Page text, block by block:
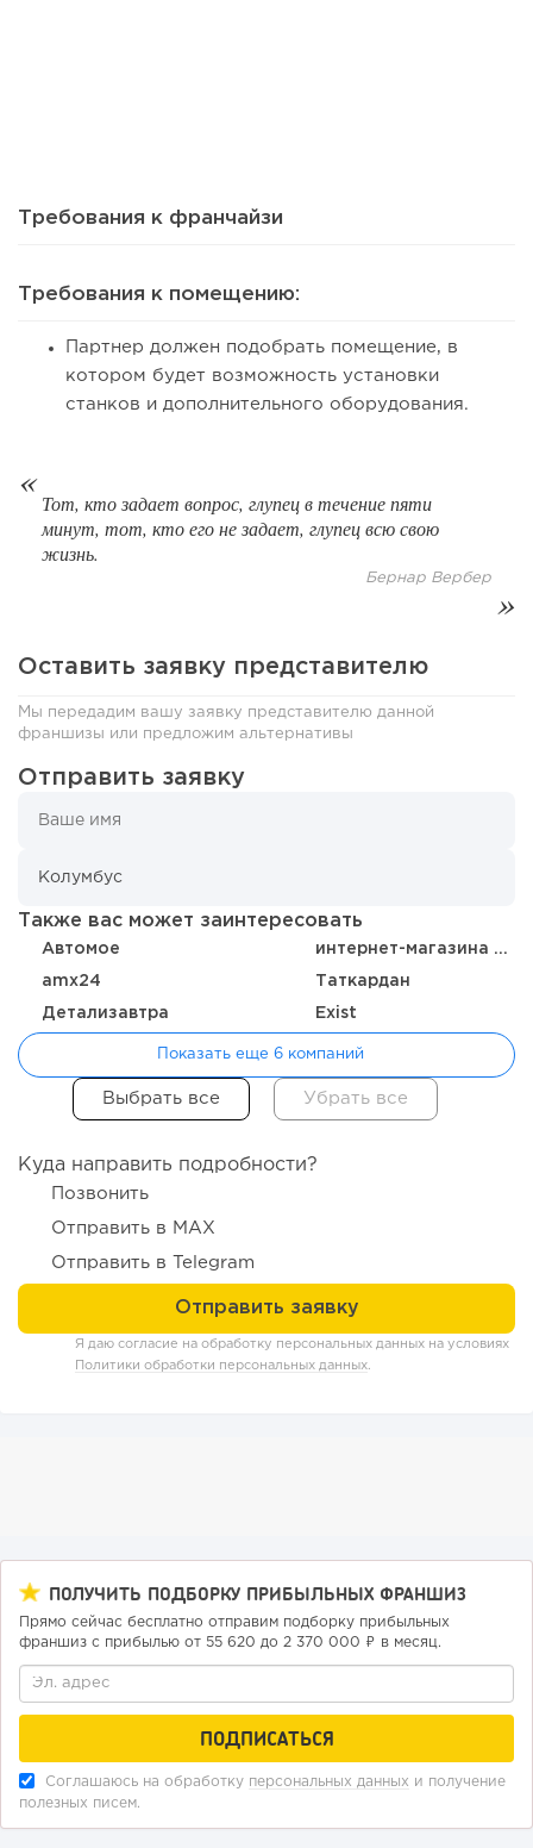
Франшиза кафе: рейтинг лучших франшиз общепита для
открытия заведения
137
модели производства...
140 10 2
От стартапа за 30 тысяч рублей до бизнеса стоимостью
миллиарды:...
219
Требования к франчайзи
Требования к помещению:
Партнер должен подобрать помещение, в
котором будет возможность установки
станков и дополнительного оборудования.
Тот, кто задает вопрос, глупец в течение пяти
минут, тот, кто его не задает, глупец всю свою
жизнь.
Бернар Вербер
Оставить заявку представителю
Мы передадим вашу заявку представителю данной
франшизы или предложим альтернативы
Отправить заявку
Также вас может заинтересовать
Автомое интернет-магазина автозапчастей ЭРА-АВТО
amx24 Таткардан
Детализавтра Exist
Показать еще 6 компаний
Куда направить подробности?
Позвонить
Отправить в MAX
Отправить в Telegram
Я даю согласие на обработку персональных данных на условиях
Политики обработки персональных данных
ПОЛУЧИТЬ ПОДБОРКУ ПРИБЫЛЬНЫХ ФРАНШИЗ
Прямо сейчас бесплатно отправим подборку прибыльных
франшиз с прибылью от 55 620 до 2 370 000 ₽ в месяц.
Соглашаюсь на обработку персональных данных и получение
полезных писем.